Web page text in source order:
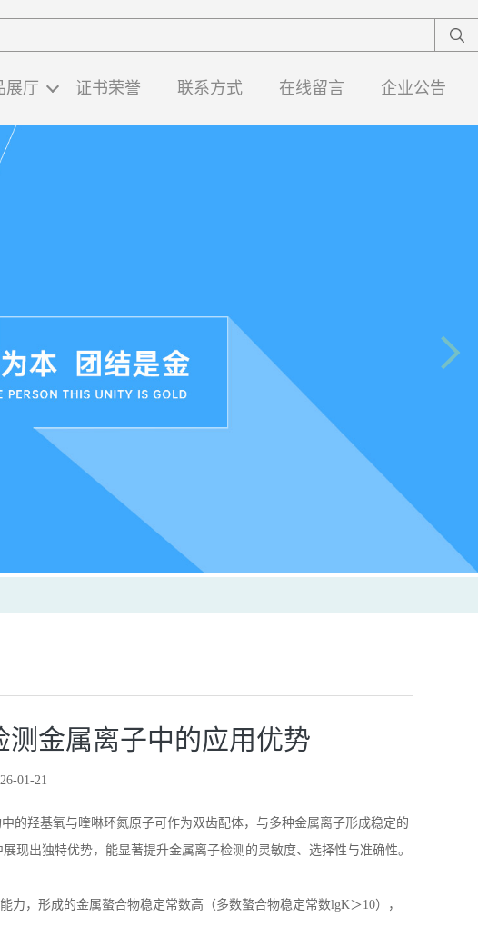
展厅 证书荣誉 联系方式 在线留言 企业公告
金属离子中的应用优势
01-21
的羟基氧与喹啉环氮原子可作为双齿配体，与多种金属离子形成稳定的
现出独特优势，能显著提升金属离子检测的灵敏度、选择性与准确性。
力，形成的金属螯合物稳定常数高（多数螯合物稳定常数lgK＞10），